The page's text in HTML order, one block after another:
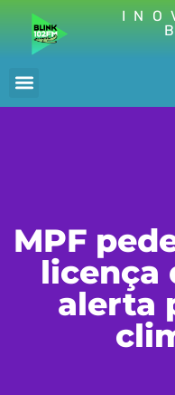
MPF
licença
alerta